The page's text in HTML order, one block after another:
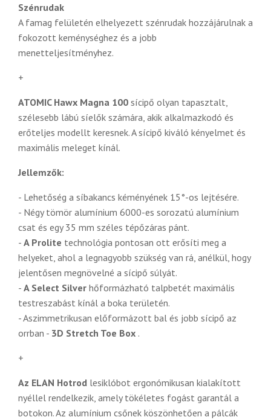
Szénrudak
A famag felületén elhelyezett szénrudak hozzájárulnak a
fokozott keménységhez és a jobb
menetteljesítményhez.
+
ATOMIC Hawx Magna 100 sícipő olyan tapasztalt,
szélesebb lábú síelők számára, akik alkalmazkodó és
erőteljes modellt keresnek. A sícipő kiváló kényelmet és
maximális meleget kínál.
Jellemzők:
- Lehetőség a síbakancs kéményének 15°-os lejtésére.
- Négy tömör alumínium 6000-es sorozatú alumínium
csat és egy 35 mm széles tépőzáras pánt.
- A Prolite technológia pontosan ott erősíti meg a
helyeket, ahol a legnagyobb szükség van rá, anélkül, hogy
jelentősen megnövelné a sícipő súlyát.
- A Select Silver hőformázható talpbetét maximális
testreszabást kínál a boka területén.
- Aszimmetrikusan előformázott bal és jobb sícipő az
orrban - 3D Stretch Toe Box .
+
Az ELAN Hotrod lesiklóbot ergonómikusan kialakított
nyéllel rendelkezik, amely tökéletes fogást garantál a
botokon. Az alumínium csőnek köszönhetően a pálcák